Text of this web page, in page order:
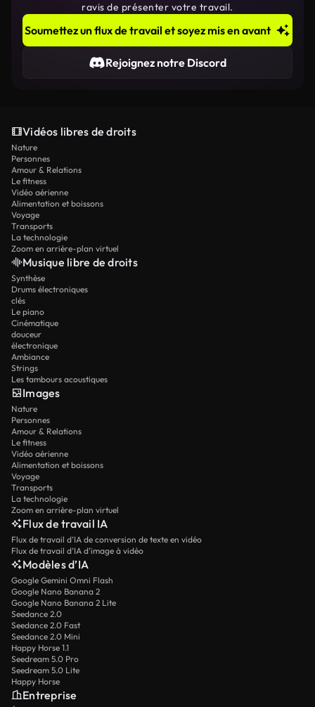
ravis de présenter votre travail.
Soumettez un flux de travail et soyez mis en avant
Rejoignez notre Discord
Vidéos libres de droits
Nature
Personnes
Amour & Relations
Le fitness
Vidéo aérienne
Alimentation et boissons
Voyage
Transports
La technologie
Zoom en arrière-plan virtuel
Musique libre de droits
Synthèse
Drums électroniques
clés
Le piano
Cinématique
douceur
électronique
Ambiance
Strings
Les tambours acoustiques
Images
Nature
Personnes
Amour & Relations
Le fitness
Vidéo aérienne
Alimentation et boissons
Voyage
Transports
La technologie
Zoom en arrière-plan virtuel
Flux de travail IA
Flux de travail d’IA de conversion de texte en vidéo
Flux de travail d’IA d’image à vidéo
Modèles d’IA
Google Gemini Omni Flash
Google Nano Banana 2
Google Nano Banana 2 Lite
Seedance 2.0
Seedance 2.0 Fast
Seedance 2.0 Mini
Happy Horse 1.1
Seedream 5.0 Pro
Seedream 5.0 Lite
Happy Horse
Entreprise